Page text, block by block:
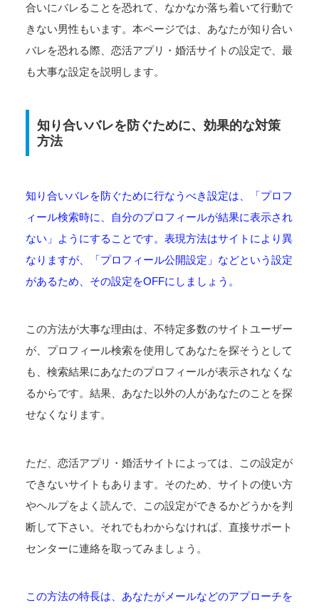
合いにバレることを恐れて、なかなか落ち着いて行動で
きない男性もいます。本ページでは、あなたが知り合い
バレを恐れる際、恋活アプリ・婚活サイトの設定で、最
も大事な設定を説明します。
知り合いバレを防ぐために、効果的な対策
方法
知り合いバレを防ぐために行なうべき設定は、「プロフ
ィール検索時に、自分のプロフィールが結果に表示され
ない」ようにすることです。表現方法はサイトにより異
なりますが、「プロフィール公開設定」などという設定
があるため、その設定をOFFにしましょう。
この方法が大事な理由は、不特定多数のサイトユーザー
が、プロフィール検索を使用してあなたを探そうとして
も、検索結果にあなたのプロフィールが表示されなくな
るからです。結果、あなた以外の人があなたのことを探
せなくなります。
ただ、恋活アプリ・婚活サイトによっては、この設定が
できないサイトもあります。そのため、サイトの使い方
やヘルプをよく読んで、この設定ができるかどうかを判
断して下さい。それでもわからなければ、直接サポート
センターに連絡を取ってみましょう。
この方法の特長は、あなたがメールなどのアプローチを